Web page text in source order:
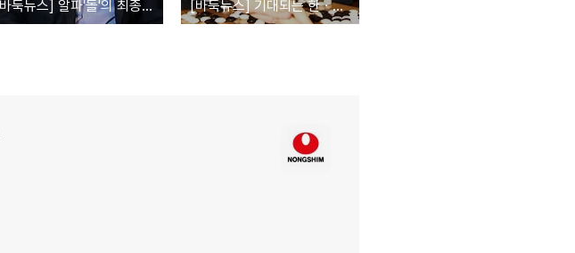
[바둑뉴스] 알파'돌'의 최종점검! 다시 만난 커제 [바둑뉴스] 기대되는 한ㆍ일 주장전! 이세돌, 3연승 향해 전진